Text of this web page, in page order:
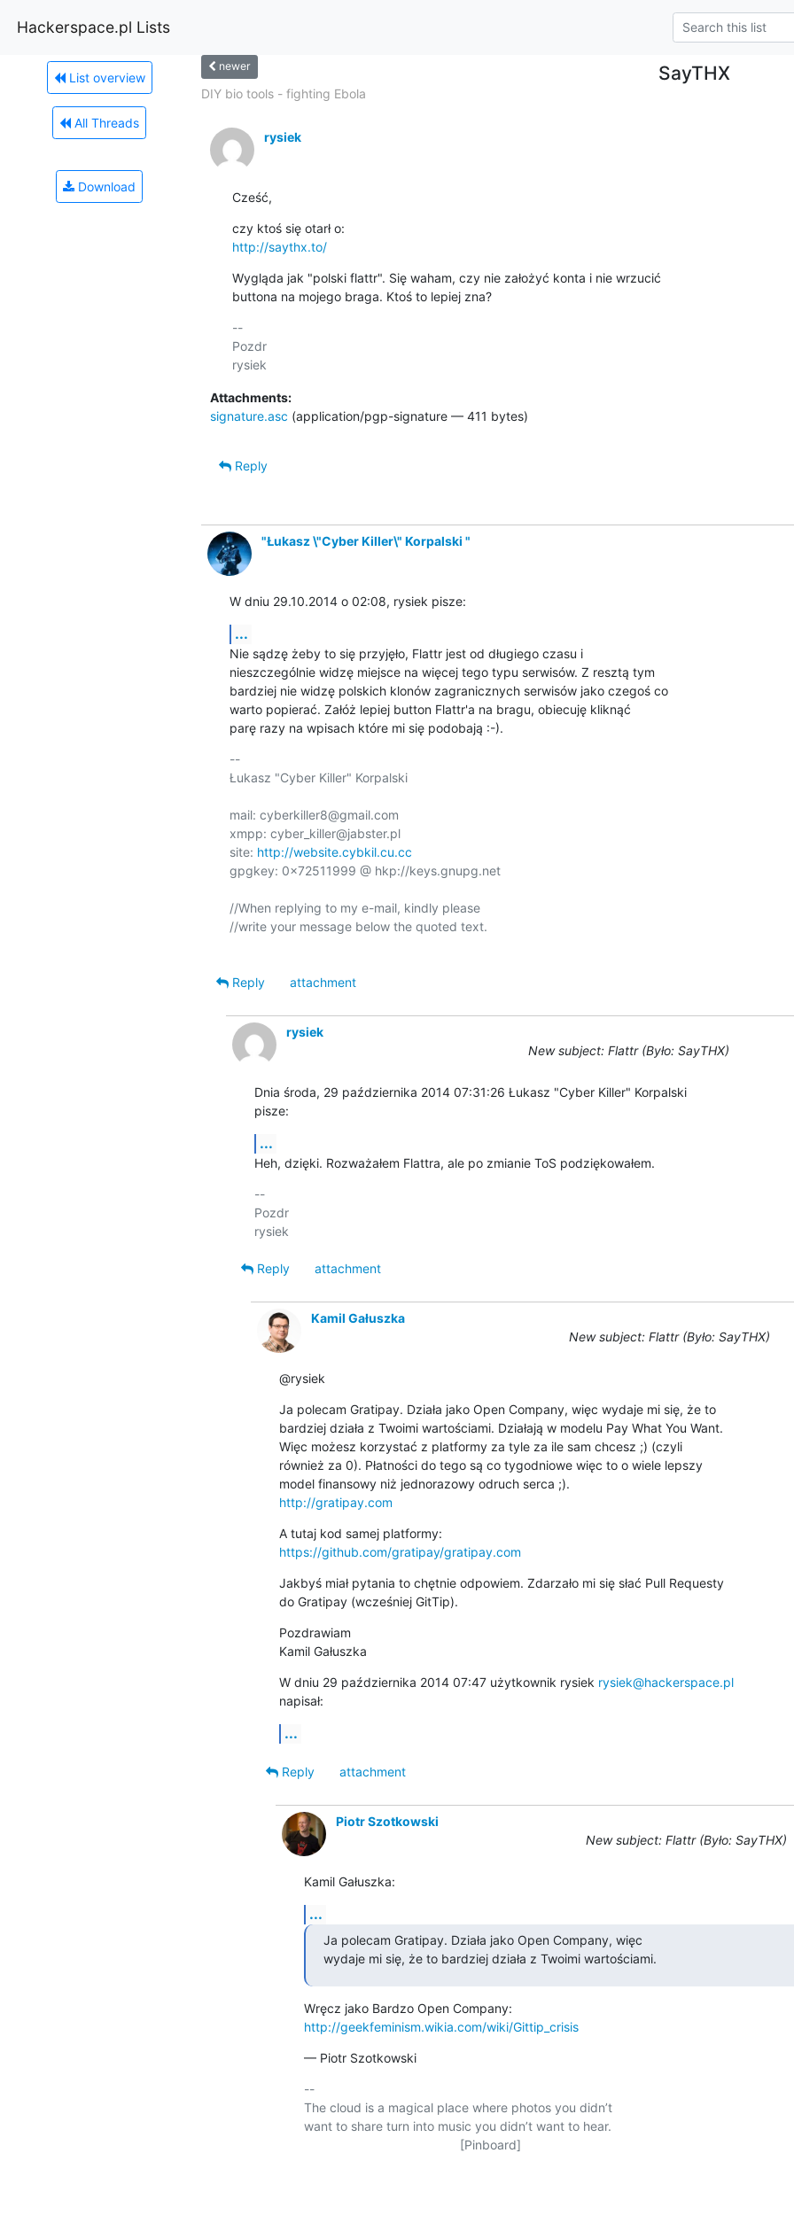
Hackerspace.pl Lists
List overview
All Threads
Download
newer SayTHX
DIY bio tools - fighting Ebola
rysiek
Cześć,
http://saythx.to/
Wygląda jak "polski flattr". Się waham, czy nie założyć konta i nie wrzucić
buttona na mojego braga. Ktoś to lepiej zna?
--
Pozdr
Attachments:
signature.asc (application/pgp-signature — 411 bytes)
Reply
"Łukasz \"Cyber Killer\" Korpalski "
W dniu 29.10.2014 o 02:08, rysiek pisze:
...
Nie sądzę żeby to się przyjęło, Flattr jest od długiego czasu i
nieszczególnie widzę miejsce na więcej tego typu serwisów. Z resztą tym
bardziej nie widzę polskich klonów zagranicznych serwisów jako czegoś co
warto popierać. Załóż lepiej button Flattr'a na bragu, obiecuję kliknąć
parę razy na wpisach które mi się podobają :-).
--
Łukasz "Cyber Killer" Korpalski
mail: cyberkiller8@gmail.com
xmpp: cyber_killer@jabster.pl
site: http://website.cybkil.cu.cc
gpgkey: 0x72511999 @ hkp://keys.gnupg.net
//When replying to my e-mail, kindly please
//write your message below the quoted text.
Reply
attachment
rysiek
New subject: Flattr (Było: SayTHX)
Dnia środa, 29 października 2014 07:31:26 Łukasz "Cyber Killer" Korpalski
pisze:
...
Heh, dzięki. Rozważałem Flattra, ale po zmianie ToS podziękowałem.
--
Pozdr
Reply
attachment
Kamil Gałuszka
New subject: Flattr (Było: SayTHX)
@rysiek
Ja polecam Gratipay. Działa jako Open Company, więc wydaje mi się, że to
bardziej działa z Twoimi wartościami. Działają w modelu Pay What You Want.
Więc możesz korzystać z platformy za tyle za ile sam chcesz ;) (czyli
również za 0). Płatności do tego są co tygodniowe więc to o wiele lepszy
http://gratipay.com
https://github.com/gratipay/gratipay.com
Jakbyś miał pytania to chętnie odpowiem. Zdarzało mi się słać Pull Requesty
do Gratipay (wcześniej GitTip).
Pozdrawiam
Kamil Gałuszka
W dniu 29 października 2014 07:47 użytkownik rysiek rysiek@hackerspace.pl
napisał:
...
Reply
attachment
Piotr Szotkowski
New subject: Flattr (Było: SayTHX)
Kamil Gałuszka:
...
Ja polecam Gratipay. Działa jako Open Company, więc
wydaje mi się, że to bardziej działa z Twoimi wartościami.
http://geekfeminism.wikia.com/wiki/Gittip_crisis
— Piotr Szotkowski
--
The cloud is a magical place where photos you didn’t
want to share turn into music you didn’t want to hear.